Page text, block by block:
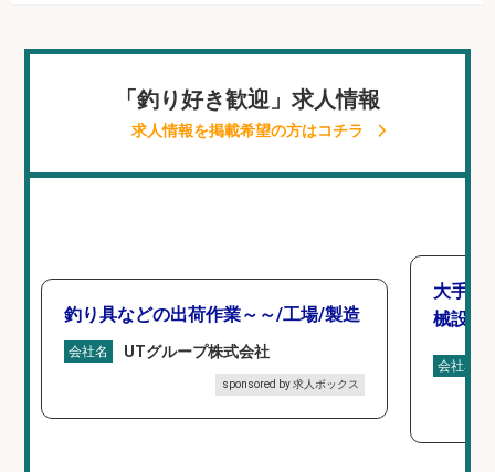
「釣り好き歓迎」求人情報
求人情報を掲載希望の方はコチラ
釣り具などの出荷作業～～/工場/製造
会社名 UTグループ株式会社
sponsored by 求人ボックス
大手釣
械設計
会社名